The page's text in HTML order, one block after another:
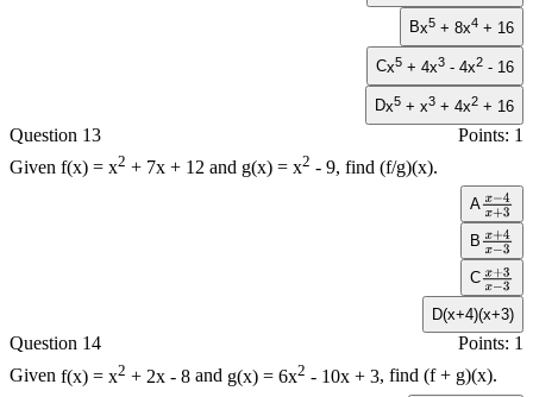
Bx5 + 8x4 + 16
Cx5 + 4x3 - 4x2 - 16
Dx5 + x3 + 4x2 + 16
Question 13
Points: 1
Givenf(x) = x2 + 7x + 12andg(x) = x2 - 9 , find(f/g)(x)
Ax−4
x+3
Bx+4
x−3
Cx+3
x−3
D(x+4)(x+3)
Question 14
Points: 1
Givenf(x) = x2 + 2x - 8andg(x) = 6x2 - 10x + 3 , find(f + g)(x)